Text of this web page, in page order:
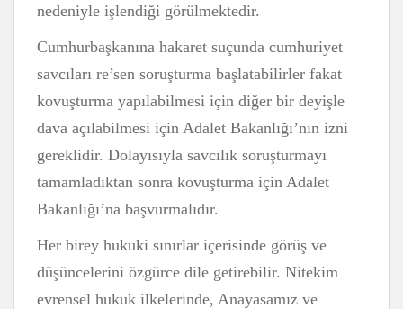
nedeniyle işlendiği görülmektedir.
Cumhurbaşkanına hakaret suçunda cumhuriyet
savcıları re’sen soruşturma başlatabilirler fakat
kovuşturma yapılabilmesi için diğer bir deyişle
dava açılabilmesi için Adalet Bakanlığı’nın izni
gereklidir. Dolayısıyla savcılık soruşturmayı
tamamladıktan sonra kovuşturma için Adalet
Bakanlığı’na başvurmalıdır.
Her birey hukuki sınırlar içerisinde görüş ve
düşüncelerini özgürce dile getirebilir. Nitekim
evrensel hukuk ilkelerinde, Anayasamız ve